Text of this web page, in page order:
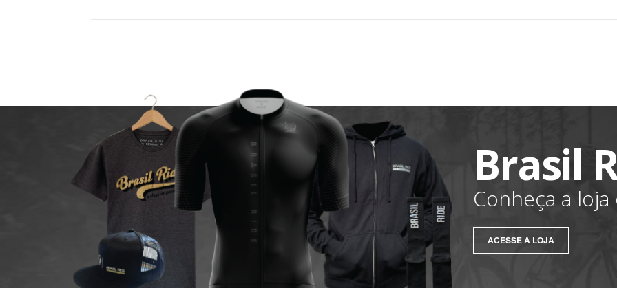
Brasil
Conheça a
ACESSE A LOJA